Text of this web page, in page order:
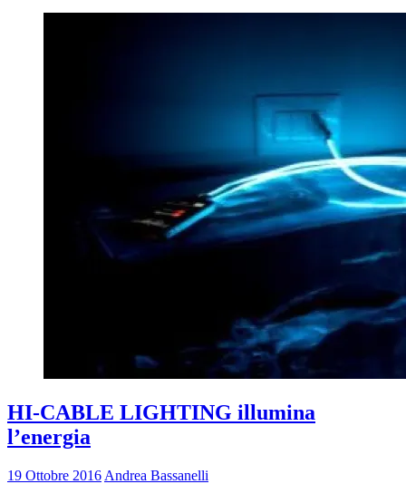
HI-CABLE LIGHTING illumina
l’energia
19 Ottobre 2016 Andrea Bassanelli